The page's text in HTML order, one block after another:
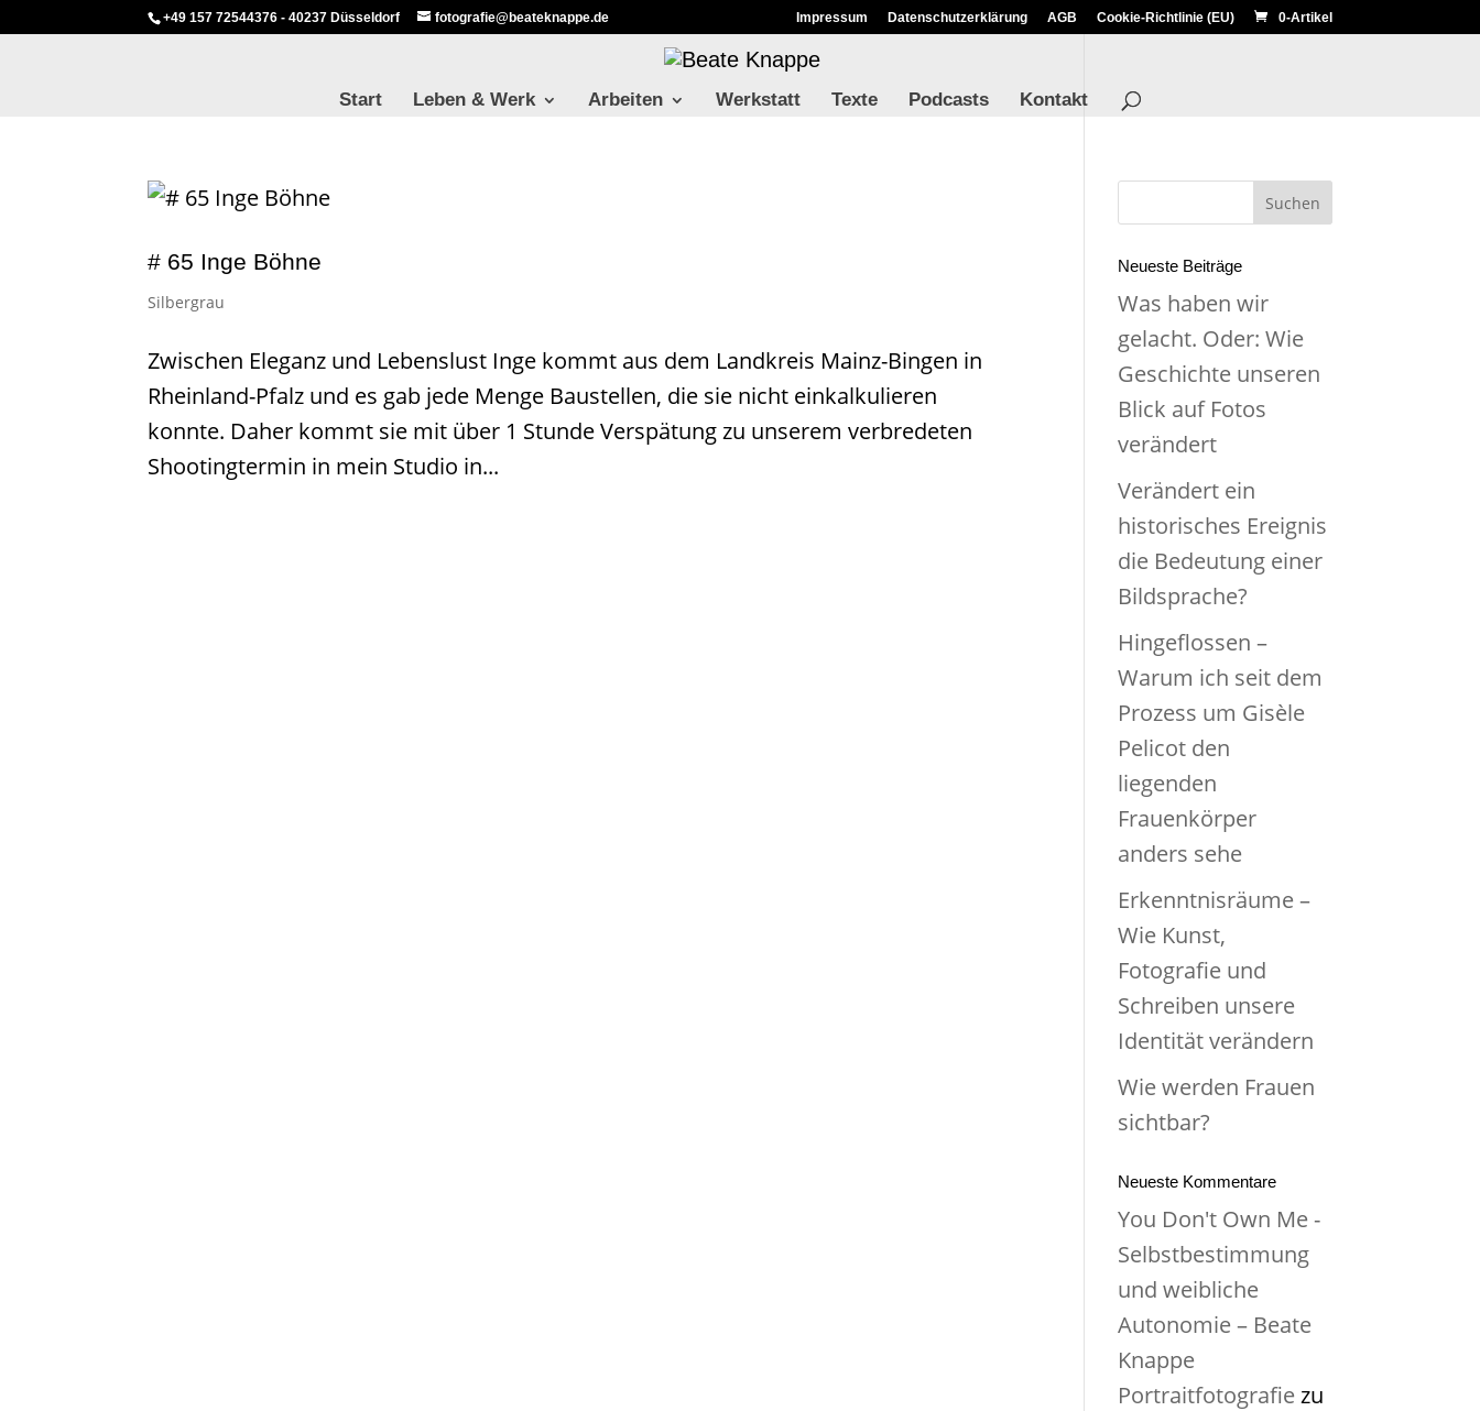
+49 157 72544376 - 40237 Düsseldorf fotografie@beateknappe.de Impressum Datenschutzerklärung AGB Cookie-Richtlinie (EU) 0-Artikel
Start Leben & Werk Arbeiten Werkstatt Texte Podcasts Kontakt
# 65 Inge Böhne
Silbergrau
Zwischen Eleganz und Lebenslust Inge kommt aus dem Landkreis Mainz-Bingen in
Rheinland-Pfalz und es gab jede Menge Baustellen, die sie nicht einkalkulieren
konnte. Daher kommt sie mit über 1 Stunde Verspätung zu unserem verbredeten
Shootingtermin in mein Studio in...
Neueste Beiträge
Was haben wir
gelacht. Oder: Wie
Geschichte unseren
Blick auf Fotos
verändert
Verändert ein
historisches Ereignis
die Bedeutung einer
Bildsprache?
Hingeflossen –
Warum ich seit dem
Prozess um Gisèle
Pelicot den
liegenden
Frauenkörper
anders sehe
Erkenntnisräume –
Wie Kunst,
Fotografie und
Schreiben unsere
Identität verändern
Wie werden Frauen
sichtbar?
Neueste Kommentare
You Don't Own Me -
Selbstbestimmung
und weibliche
Autonomie – Beate
Knappe
Portraitfotografiezu